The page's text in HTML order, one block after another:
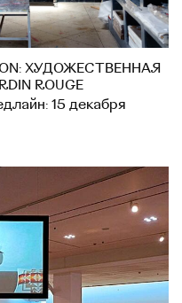
ХУДОЖЕСТВЕННАЯ
ROUGE
15 декабря